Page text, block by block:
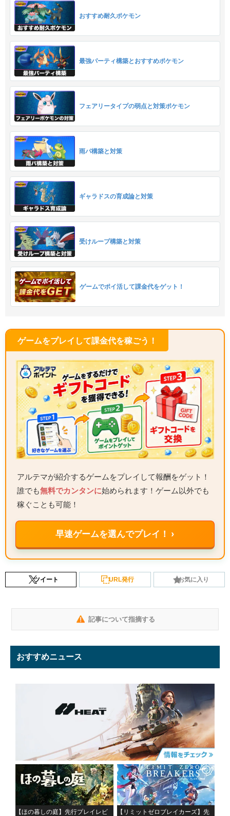
おすすめ耐久ポケモン
最強パーティ構築とおすすめポケモン
フェアリータイプの弱点と対策ポケモン
雨パ構築と対策
ギャラドスの育成論と対策
受けループ構築と対策
ゲームでポイ活して課金代をゲット！
ゲームをプレイして課金代を稼ごう！
アルテマが紹介するゲームをプレイして報酬をゲット！
誰でも無料でカンタンに始められます！ゲーム以外でも
稼ぐことも可能！
早速ゲームを選んでプレイ！ ›
ツイート URL発行 お気に入り
記事について指摘する
おすすめニュース
【ほの暮しの庭】先行プレイレビ
【リミットゼロブレイカーズ】先